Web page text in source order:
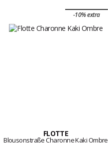
-10% extra
FLOTTE
Blousonstraße Charonne Kaki Ombre